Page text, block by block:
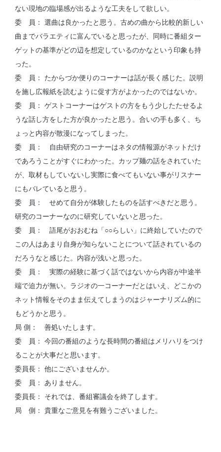
ない現地の臨場感が出るような工夫をして欲しい。
委 員： 選曲は良かったと思う。古めの曲から比較的新しい
曲までバラエティに富んでいると思ったが、同時に番組ター
ゲットの基準がどの辺を想定しているのかなという印象も持
った。
委 員： たからづか便りのコーナーは話が長く感じた。説明
を施し広報紙を読むように促す方がよかったのではないか。
委 員： ゲストコーナーはゲストの方をもう少したたせるよ
うな話し方をした方が良かったと思う。合いの手も多く、ち
ょっと内容が散漫になってしまった。
委 員： 自由研究のコーナーはネタの情報源がネットだけ
であろうことがすぐにわかった。カップ麺の話をされていた
が、取材もしていないし実際に食べてもいない事がリスナー
にもバレていると思う。
委 員： せめて自分が体験したものを話すべきだと思う。
研究のコーナーなのに研究していないと思った。
委 員： 語尾がおおむね「○○らしい」に終始していたので
この人はあまり自身が知らないことについて話されているの
だろうなと感じた。内容が浅いと思った。
委 員： 実際の経験に基づく話ではないから内容が中途半
端で迫力が無い。ラジオの一コーナーだとはいえ、どこかの
ネット情報をそのまま伝えてしまうのはジャーナリズム的に
もどうかと思う。
局 側： 善処いたします。
委 員： 今回の番組のような長時間の番組はメリハリをつけ
ることが大事だと思います。
委員長： 他にございませんか。
委 員： ありません。
委員長： それでは、番組審議会を終了します。
局 側： 貴重なご意見を有難うございました。